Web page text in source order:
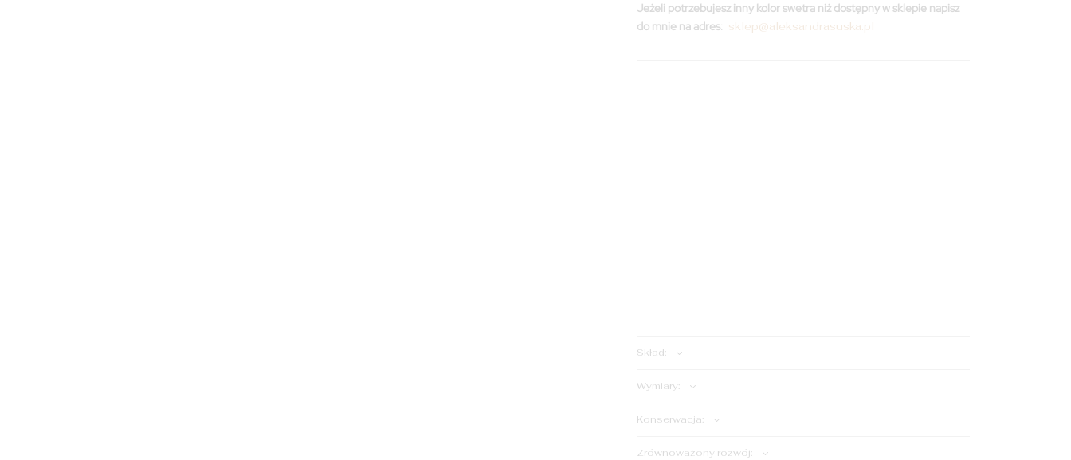
Jeżeli potrzebujesz inny kolor swetra niż dostępny w sklepie napisz
do mnie na adres: sklep@aleksandrasuska.pl
Skład:
Wymiary:
Konserwacja:
Zrównoważony rozwój: